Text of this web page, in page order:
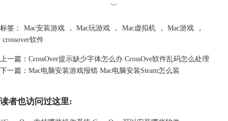
︾
标签： Mac安装游戏 ， Mac玩游戏 ， Mac虚拟机 ， Mac游戏
，
crossover软件
上一篇： CrossOver提示缺少字体怎么办 CrossOve软件乱码怎么处理
下一篇： Mac电脑安装游戏报错 Mac电脑安装Steam怎么装
读者也访问过这里: